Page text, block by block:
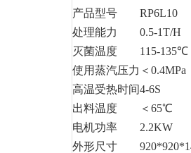
产品型号
RP6L10
处理能力
0.5-1T/H
灭菌温度
115-135℃
使用蒸汽压力 ＜0.4MPa
高温受热时间4-6S
出料温度
＜65℃
电机功率
2.2KW
外形尺寸